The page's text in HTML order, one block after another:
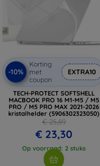
-10%
Korting
met
coupon
EXTRA10
TECH-PROTECT SOFTSHELL
MACBOOK PRO 16 M1-M5 / M5
PRO / M5 PRO MAX 2021-2026
kristalhelder (5906302323050)
€ 25,89
€ 23,30
Op voorraad: 2 stuks